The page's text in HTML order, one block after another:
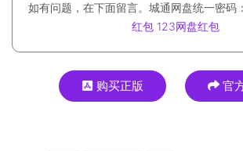
如有问题，在下面留言。城通网盘统一密码
红包 123网盘红包
购买正版 官